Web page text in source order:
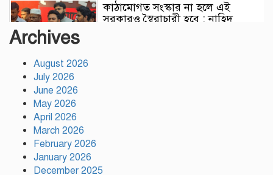
কাঠামোগত সংস্কার না হলে এই
সরকারও স্বৈরাচারী হবে : নাহিদ
Archives
August 2026
July 2026
June 2026
May 2026
April 2026
March 2026
February 2026
January 2026
December 2025